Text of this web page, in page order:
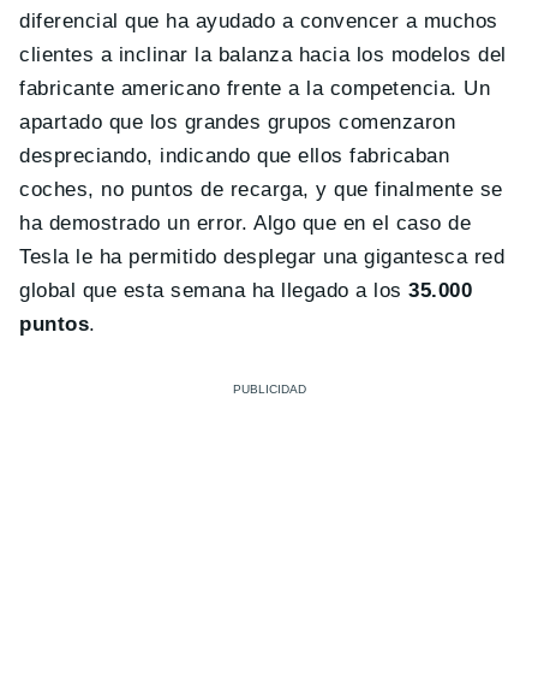
diferencial que ha ayudado a convencer a muchos
clientes a inclinar la balanza hacia los modelos del
fabricante americano frente a la competencia. Un
apartado que los grandes grupos comenzaron
despreciando, indicando que ellos fabricaban
coches, no puntos de recarga, y que finalmente se
ha demostrado un error. Algo que en el caso de
Tesla le ha permitido desplegar una gigantesca red
global que esta semana ha llegado a los35.000
puntos.